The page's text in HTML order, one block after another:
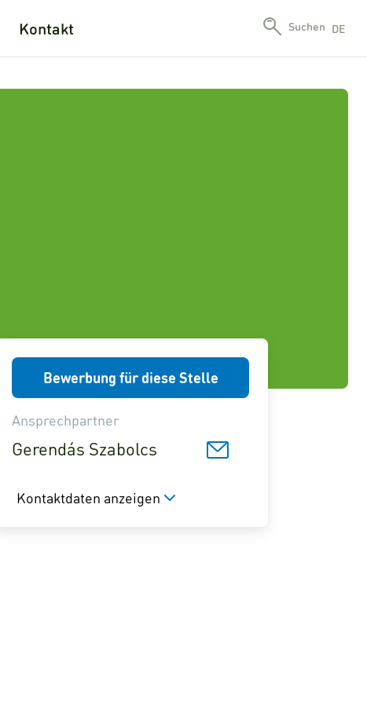
Kontakt Suchen DE
Bewerbung für diese Stelle
Ansprechpartner
Gerendás Szabolcs
Kontaktdaten anzeigen